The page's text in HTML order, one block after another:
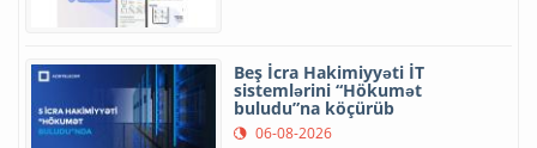
Beş İcra Hakimiyyəti İT
sistemlərini “Hökumət
buludu”na köçürüb
06-08-2026